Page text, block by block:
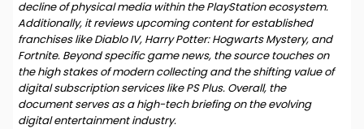
decline of physical media within the PlayStation ecosystem.
Additionally, it reviews upcoming content for established
franchises like Diablo IV, Harry Potter: Hogwarts Mystery, and
Fortnite. Beyond specific game news, the source touches on
the high stakes of modern collecting and the shifting value of
digital subscription services like PS Plus. Overall, the
document serves as a high-tech briefing on the evolving
digital entertainment industry.